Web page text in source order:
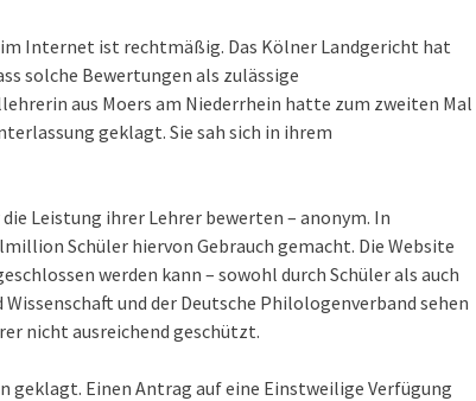
Internet ist rechtmäßig. Das Kölner Landgericht hat
solche Bewertungen als zulässige
aus Moers am Niederrhein hatte zum zweiten Mal
geklagt. Sie sah sich in ihrem
Leistung ihrer Lehrer bewerten – anonym. In
Schüler hiervon Gebrauch gemacht. Die Website
werden kann – sowohl durch Schüler als auch
und der Deutsche Philologenverband sehen
nicht ausreichend geschützt.
geklagt. Einen Antrag auf eine Einstweilige Verfügung